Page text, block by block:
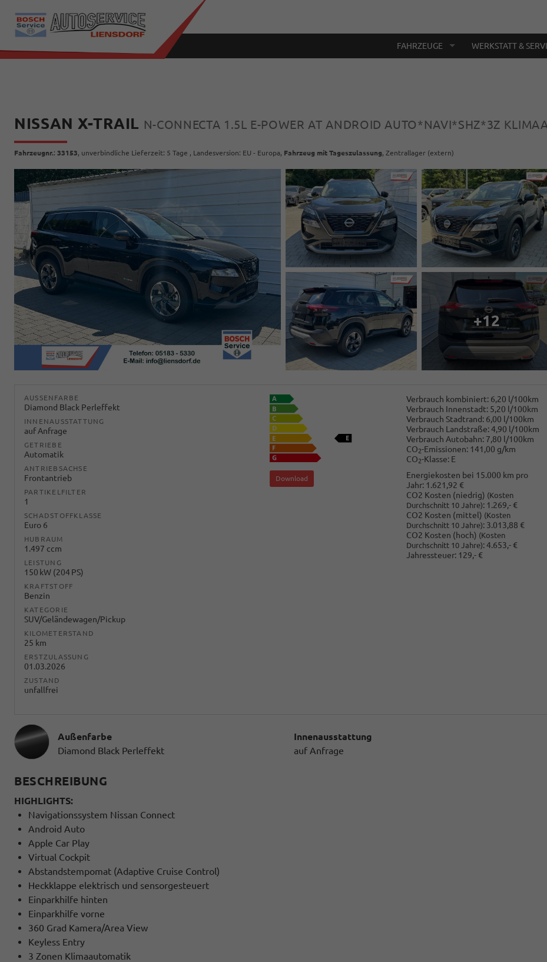
FAHRZEUGE WERKSTATT &
NISSAN X-TRAIL N-CONNECTA 1.5L E-POWER AT ANDROID AUTO*NAVI*SHZ*3Z
Fahrzeugnr.: 33153, unverbindliche Lieferzeit: 5 Tage , Landesversion: EU - Europa, Fahrzeug mit Tageszulassung, Zentrallager (extern)
+12
AUSSENFARBE
Diamond Black Perleffekt
INNENAUSSTATTUNG
auf Anfrage
GETRIEBE
Automatik
ANTRIEBSACHSE
Frontantrieb
PARTIKELFILTER
1
SCHADSTOFFKLASSE
Euro 6
HUBRAUM
1.497 ccm
LEISTUNG
150 kW (204 PS)
KRAFTSTOFF
Benzin
KATEGORIE
SUV/Geländewagen/Pickup
KILOMETERSTAND
25 km
ERSTZULASSUNG
01.03.2026
ZUSTAND
unfallfrei
Verbrauch kombiniert: 6,20 l/100km
Verbrauch Innenstadt: 5,20 l/100km
Verbrauch Stadtrand: 6,00 l/100km
Verbrauch Landstraße: 4,90 l/100km
Verbrauch Autobahn: 7,80 l/100km
CO2-Emissionen: 141,00 g/km
CO2-Klasse: E
Download
Energiekosten bei 15.000 km pro
Jahr: 1.621,92 €
CO2 Kosten (niedrig) (Kosten
Durchschnitt 10 Jahre): 1.269,- €
CO2 Kosten (mittel) (Kosten
Durchschnitt 10 Jahre): 3.013,88 €
CO2 Kosten (hoch) (Kosten
Durchschnitt 10 Jahre): 4.653,- €
Jahressteuer: 129,- €
Außenfarbe
Diamond Black Perleffekt
Innenausstattung
auf Anfrage
BESCHREIBUNG
HIGHLIGHTS:
Navigationssystem Nissan Connect
Android Auto
Apple Car Play
Virtual Cockpit
Abstandstempomat (Adaptive Cruise Control)
Heckklappe elektrisch und sensorgesteuert
Einparkhilfe hinten
Einparkhilfe vorne
360 Grad Kamera/Area View
Keyless Entry
3 Zonen Klimaautomatik